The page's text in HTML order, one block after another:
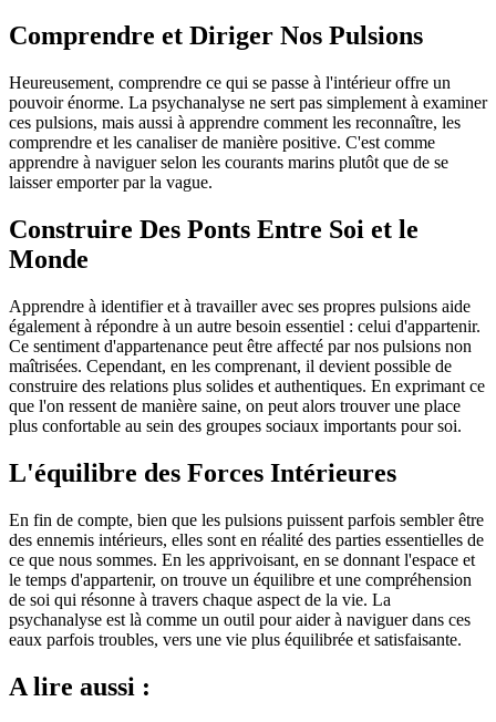
Comprendre et Diriger Nos Pulsions
Heureusement, comprendre ce qui se passe à l'intérieur offre un
pouvoir énorme. La psychanalyse ne sert pas simplement à examiner
ces pulsions, mais aussi à apprendre comment les reconnaître, les
comprendre et les canaliser de manière positive. C'est comme
apprendre à naviguer selon les courants marins plutôt que de se
laisser emporter par la vague.
Construire Des Ponts Entre Soi et le
Monde
Apprendre à identifier et à travailler avec ses propres pulsions aide
également à répondre à un autre besoin essentiel : celui d'appartenir.
Ce sentiment d'appartenance peut être affecté par nos pulsions non
maîtrisées. Cependant, en les comprenant, il devient possible de
construire des relations plus solides et authentiques. En exprimant ce
que l'on ressent de manière saine, on peut alors trouver une place
plus confortable au sein des groupes sociaux importants pour soi.
L'équilibre des Forces Intérieures
En fin de compte, bien que les pulsions puissent parfois sembler être
des ennemis intérieurs, elles sont en réalité des parties essentielles de
ce que nous sommes. En les apprivoisant, en se donnant l'espace et
le temps d'appartenir, on trouve un équilibre et une compréhension
de soi qui résonne à travers chaque aspect de la vie. La
psychanalyse est là comme un outil pour aider à naviguer dans ces
eaux parfois troubles, vers une vie plus équilibrée et satisfaisante.
A lire aussi :